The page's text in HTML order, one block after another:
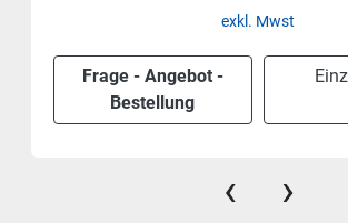
Frage - Angebot -
Bestellung
‹ ›